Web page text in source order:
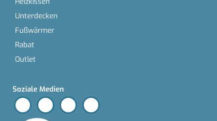
Unterdecken
Fußwärmer
Rabat
Outlet
Soziale Medien